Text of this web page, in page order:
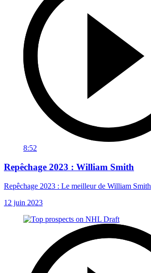
8:52
Repêchage 2023 : William Smith
Repêchage 2023 : Le meilleur de William Smith
12 juin 2023